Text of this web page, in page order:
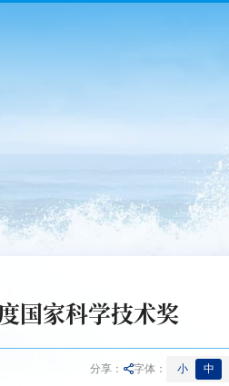
国家科学技术奖
分享： 字体： 小 中